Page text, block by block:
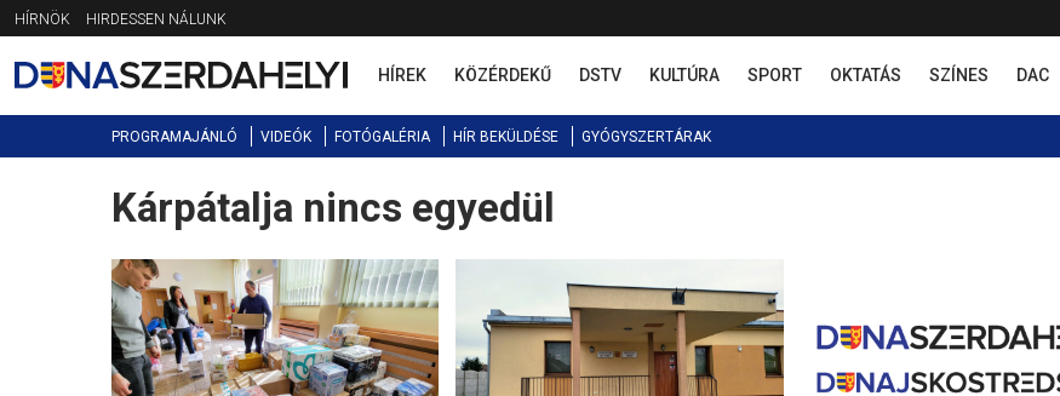
Jump
to
navigation
HÍRNÖK HIRDESSEN NÁLUNK
HÍREK KÖZÉRDEKŰ DSTV KULTÚRA SPORT OKTATÁS SZÍNES DAC
PROGRAMAJÁNLÓ VIDEÓK FOTÓGALÉRIA HÍR BEKÜLDÉSE GYÓGYSZERTÁRAK
Back
to
Kárpátalja nincs egyedül